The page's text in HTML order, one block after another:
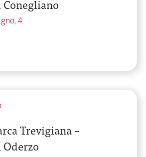
4
Trevigiana –